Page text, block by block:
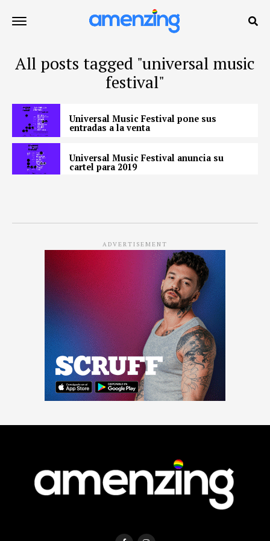
All posts tagged "universal music
festival"
Universal Music Festival pone sus
entradas a la venta
Universal Music Festival anuncia su
cartel para 2019
ADVERTISEMENT